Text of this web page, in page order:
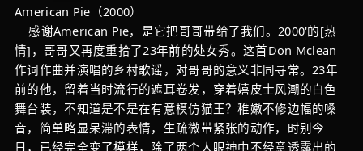
American Pie（2000）
感谢American Pie，是它把哥哥带给了我们。2000'的[热
情]，哥哥又再度重拾了23年前的处女秀。这首Don Mclean
作词作曲并演唱的乡村歌谣，对哥哥的意义非同寻常。23年
前的他，留着当时流行的遮耳卷发，穿着嬉皮士风潮的白色
舞台装，不知道是不是在有意模仿猫王？稚嫩不修边幅的嗓
音，简单略显呆滞的表情，生疏微带紧张的动作，时别今
日，已经完全变了模样，除了两个人眼神中不经意透露出的